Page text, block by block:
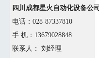
四川成都星火自动化设备公司
电话：028-87337810
手 机：13679028848
联系人： 刘经理